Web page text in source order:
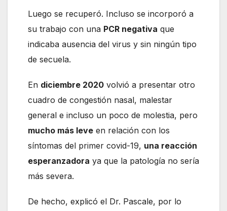
Luego se recuperó. Incluso se incorporó a
su trabajo con una PCR negativa que
indicaba ausencia del virus y sin ningún tipo
de secuela.
En diciembre 2020 volvió a presentar otro
cuadro de congestión nasal, malestar
general e incluso un poco de molestia, pero
mucho más leve en relación con los
síntomas del primer covid-19, una reacción
esperanzadora ya que la patología no sería
más severa.
De hecho, explicó el Dr. Pascale, por lo